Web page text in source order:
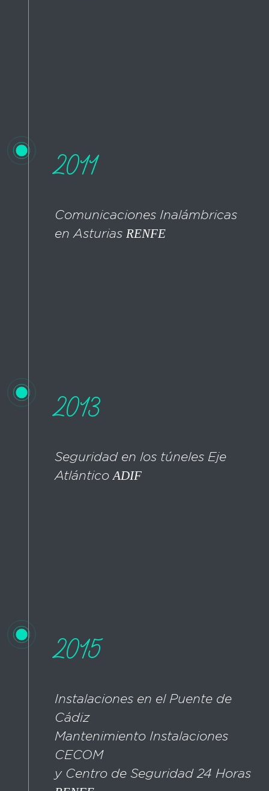
2011
Comunicaciones Inalámbricas
en Asturias RENFE
2013
Seguridad en los túneles Eje
Atlántico ADIF
2015
Instalaciones en el Puente de
Cádiz
Mantenimiento Instalaciones
CECOM
y Centro de Seguridad 24 Horas